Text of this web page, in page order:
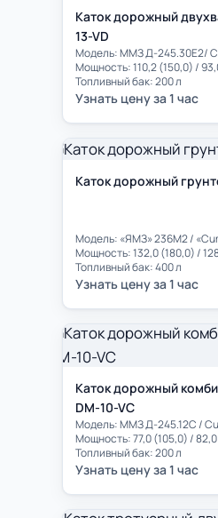
Каток дорожный
13-VD
Топливный бак: 200 л
Узнать цену за 1 час
Каток дорожный
Топливный бак: 400 л
Узнать цену за 1 час
Каток дорожный
DM-10-VC
Мощность: 77,0 (105,0) / 82,0
Топливный бак: 200 л
Узнать цену за 1 час